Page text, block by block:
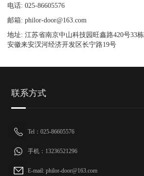
电话: 025-86605576
邮箱: philor-door@163.com
地址: 江苏省南京中山科技园旺鑫路420号33栋
安徽来安汊河经济开发区长宁路19号
联系方式
Tel：025-86605576
手机：13236521296
E-mail: philor-door@163.com